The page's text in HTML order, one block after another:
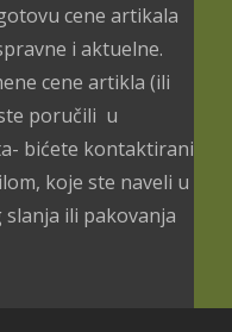
cene artikala
i aktuelne.
cene artikla (ili
poručili u
bićete kontaktirani
koje ste naveli u
ili pakovanja